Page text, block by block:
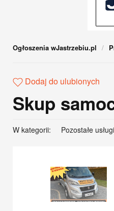
Ogłoszenia wJastrzebiu.pl
Dodaj do ulubionych
Skup
W kategorii: Pozostałe usługi